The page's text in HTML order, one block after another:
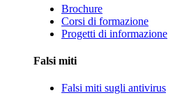
Brochure
Corsi di formazione
Progetti di informazione
Falsi miti
Falsi miti sugli antivirus